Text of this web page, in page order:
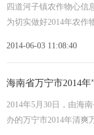
四道河子镇农作物心信
为切实做好2014年农作
2014-06-03 11:08:40
海南省万宁市2014年
2014年5月30日，由海
办的万宁市2014年清爽